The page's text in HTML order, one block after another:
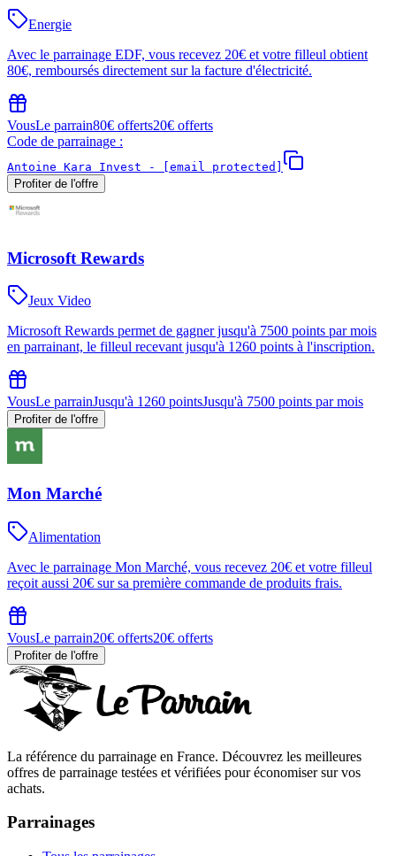
Energie
Avec le parrainage EDF, vous recevez 20€ et votre filleul obtient
80€, remboursés directement sur la facture d'électricité.
VousLe parrain80€ offerts20€ offerts
Code de parrainage :
Antoine Kara Invest -
[email protected]
Profiter de l'offre
Microsoft Rewards
Jeux Video
Microsoft Rewards permet de gagner jusqu'à 7500 points par mois
en parrainant, le filleul recevant jusqu'à 1260 points à l'inscription.
VousLe parrainJusqu'à 1260 pointsJusqu'à 7500 points par mois
Profiter de l'offre
Mon Marché
Alimentation
Avec le parrainage Mon Marché, vous recevez 20€ et votre filleul
reçoit aussi 20€ sur sa première commande de produits frais.
VousLe parrain20€ offerts20€ offerts
Profiter de l'offre
La référence du parrainage en France. Découvrez les meilleures
offres de parrainage testées et vérifiées pour économiser sur vos
achats.
Parrainages